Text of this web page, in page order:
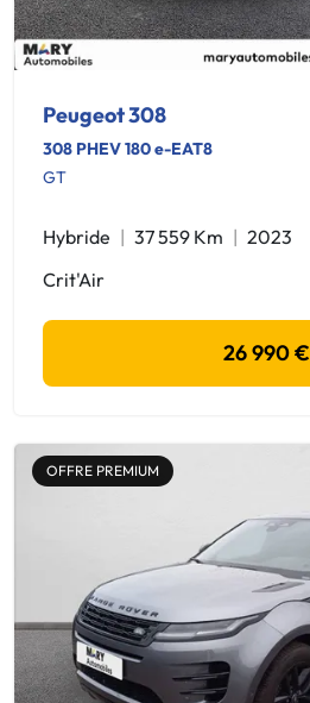
Peugeot 308
308 PHEV 180 e-EAT8
GT
Hybride 37 559 Km
2023
Crit'Air
26 990 €
OFFRE PREMIUM